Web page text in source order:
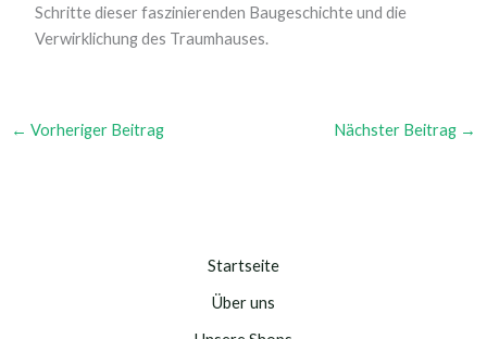
Schritte dieser faszinierenden Baugeschichte und die
Verwirklichung des Traumhauses.
← Vorheriger Beitrag Nächster Beitrag →
Startseite
Über uns